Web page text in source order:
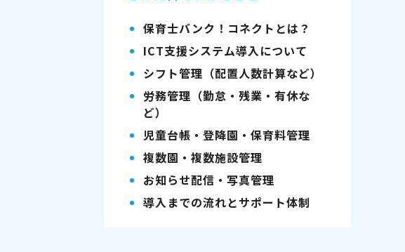
保育士バンク！コネクトとは？
ICT支援システム導入について
シフト管理（配置人数計算など）
労務管理（勤怠・残業・有休な
ど）
児童台帳・登降園・保育料管理
複数園・複数施設管理
お知らせ配信・写真管理
導入までの流れとサポート体制